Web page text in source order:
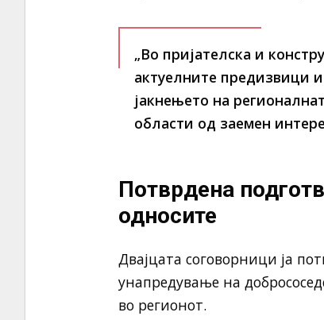
„Во пријателска и
актуелните предизвици
јакнењето на
области од заемен
Потврдена
односите
Двајцата соговорници ја
унапредување на
во регионот.